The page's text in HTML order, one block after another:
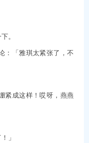
。
「雅琪太紧张了，不
成这样！哎呀，燕燕
」